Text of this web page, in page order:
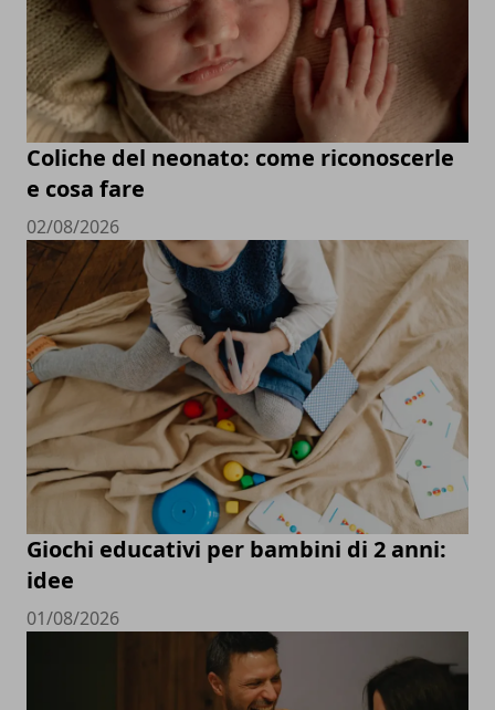
Coliche del neonato: come riconoscerle
e cosa fare
02/08/2026
Giochi educativi per bambini di 2 anni:
idee
01/08/2026